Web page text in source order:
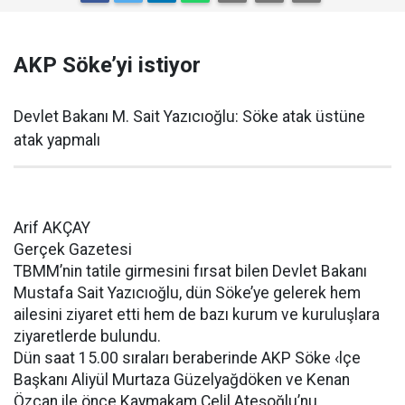
AKP Söke’yi istiyor
Devlet Bakanı M. Sait Yazıcıoğlu: Söke atak üstüne
atak yapmalı
Arif AKÇAY
Gerçek Gazetesi
TBMM’nin tatile girmesini fırsat bilen Devlet Bakanı
Mustafa Sait Yazıcıoğlu, dün Söke’ye gelerek hem
ailesini ziyaret etti hem de bazı kurum ve kuruluşlara
ziyaretlerde bulundu.
Dün saat 15.00 sıraları beraberinde AKP Söke ‹lçe
Başkanı Aliyül Murtaza Güzelyağdöken ve Kenan
Özcan ile önce Kaymakam Celil Ateşoğlu’nu